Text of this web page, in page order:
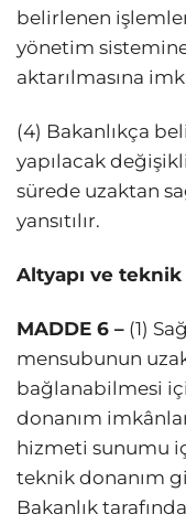
belirlenen
yönetim
aktarılmasına
(4) Bakanlıkça
yapılacak
sürede uzaktan
yansıtılır.
Altyapı ve teknik
MADDE 6 – (1)
mensubunun
bağlanabilmesi
donanım
hizmeti sunumu
teknik donanım
Bakanlık